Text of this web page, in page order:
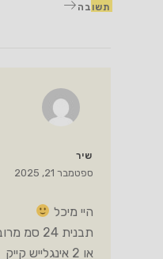
תשובה
שיר
ספטמבר 21, 2025
היי מיכל
תבנית 24 סמ מרובעת או עגולה
או 2 אינגלייש קייק